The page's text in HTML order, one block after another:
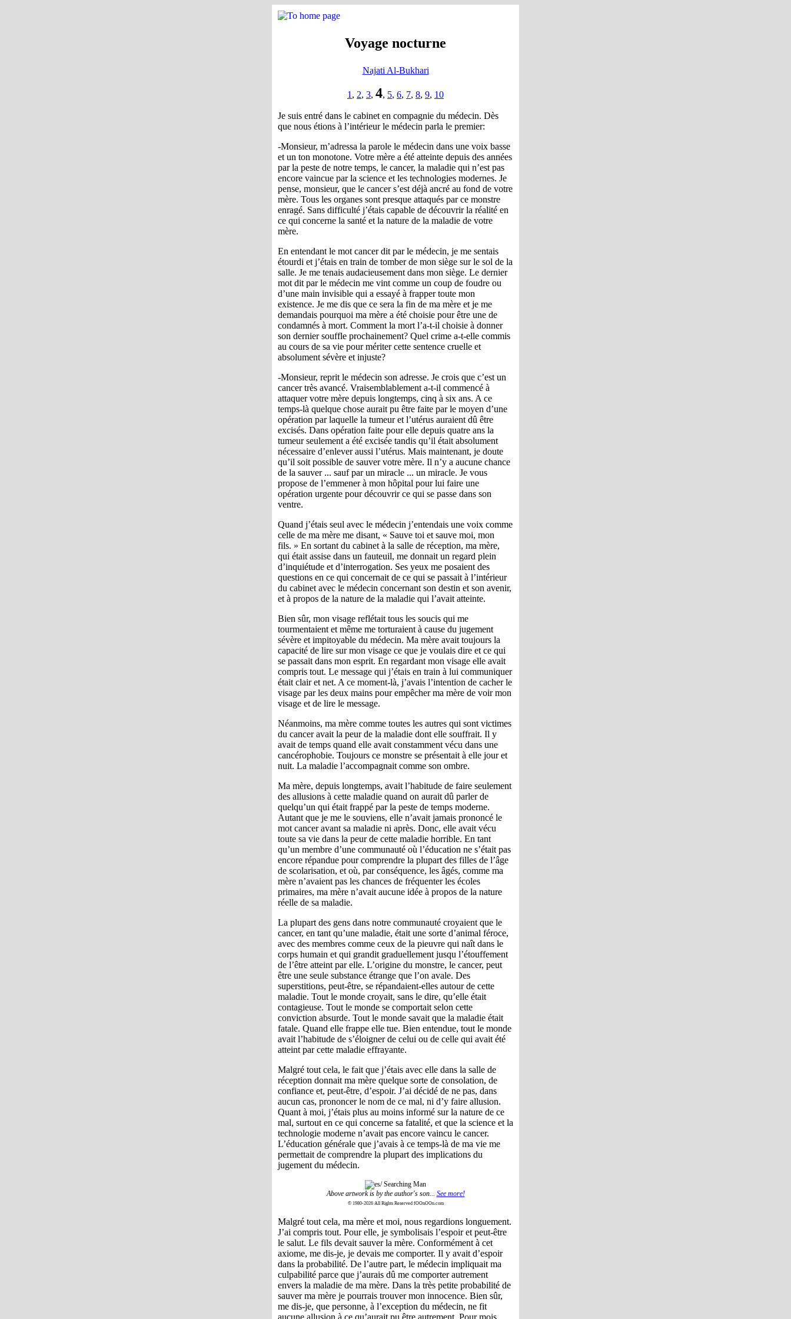
Voyage nocturne
Najati Al-Bukhari
1 , 2, 3, 4, 5, 6, 7, 8, 9, 10
Je suis entré dans le cabinet en compagnie du médecin. Dès
que nous étions à l’intérieur le médecin parla le premier:
-Monsieur, m’adressa la parole le médecin dans une voix basse
et un ton monotone. Votre mère a été atteinte depuis des années
par la peste de notre temps, le cancer, la maladie qui n’est pas
encore vaincue par la science et les technologies modernes. Je
pense, monsieur, que le cancer s’est déjà ancré au fond de votre
mère. Tous les organes sont presque attaqués par ce monstre
enragé. Sans difficulté j’étais capable de découvrir la réalité en
ce qui concerne la santé et la nature de la maladie de votre
mère.
En entendant le mot cancer dit par le médecin, je me sentais
étourdi et j’étais en train de tomber de mon siège sur le sol de la
salle. Je me tenais audacieusement dans mon siège. Le dernier
mot dit par le médecin me vint comme un coup de foudre ou
d’une main invisible qui a essayé à frapper toute mon
existence. Je me dis que ce sera la fin de ma mère et je me
demandais pourquoi ma mère a été choisie pour être une de
condamnés à mort. Comment la mort l’a-t-il choisie à donner
son dernier souffle prochainement? Quel crime a-t-elle commis
au cours de sa vie pour mériter cette sentence cruelle et
absolument sévère et injuste?
-Monsieur, reprit le médecin son adresse. Je crois que c’est un
cancer très avancé. Vraisemblablement a-t-il commencé à
attaquer votre mère depuis longtemps, cinq à six ans. A ce
temps-là quelque chose aurait pu être faite par le moyen d’une
opération par laquelle la tumeur et l’utérus auraient dû être
excisés. Dans opération faite pour elle depuis quatre ans la
tumeur seulement a été excisée tandis qu’il était absolument
nécessaire d’enlever aussi l’utérus. Mais maintenant, je doute
qu’il soit possible de sauver votre mère. Il n’y a aucune chance
de la sauver ... sauf par un miracle ... un miracle. Je vous
propose de l’emmener à mon hôpital pour lui faire une
opération urgente pour découvrir ce qui se passe dans son
ventre.
Quand j’étais seul avec le médecin j’entendais une voix comme
celle de ma mère me disant, « Sauve toi et sauve moi, mon
fils. » En sortant du cabinet à la salle de réception, ma mère,
qui était assise dans un fauteuil, me donnait un regard plein
d’inquiétude et d’interrogation. Ses yeux me posaient des
questions en ce qui concernait de ce qui se passait à l’intérieur
du cabinet avec le médecin concernant son destin et son avenir,
et à propos de la nature de la maladie qui l’avait atteinte.
Bien sûr, mon visage reflétait tous les soucis qui me
tourmentaient et même me torturaient à cause du jugement
sévère et impitoyable du médecin. Ma mère avait toujours la
capacité de lire sur mon visage ce que je voulais dire et ce qui
se passait dans mon esprit. En regardant mon visage elle avait
compris tout. Le message qui j’étais en train à lui communiquer
était clair et net. A ce moment-là, j’avais l’intention de cacher le
visage par les deux mains pour empêcher ma mère de voir mon
visage et de lire le message.
Néanmoins, ma mère comme toutes les autres qui sont victimes
du cancer avait la peur de la maladie dont elle souffrait. Il y
avait de temps quand elle avait constamment vécu dans une
cancérophobie. Toujours ce monstre se présentait à elle jour et
nuit. La maladie l’accompagnait comme son ombre.
Ma mère, depuis longtemps, avait l’habitude de faire seulement
des allusions à cette maladie quand on aurait dû parler de
quelqu’un qui était frappé par la peste de temps moderne.
Autant que je me le souviens, elle n’avait jamais prononcé le
mot cancer avant sa maladie ni après. Donc, elle avait vécu
toute sa vie dans la peur de cette maladie horrible. En tant
qu’un membre d’une communauté où l’éducation ne s’était pas
encore répandue pour comprendre la plupart des filles de l’âge
de scolarisation, et où, par conséquence, les âgés, comme ma
mère n’avaient pas les chances de fréquenter les écoles
primaires, ma mère n’avait aucune idée à propos de la nature
réelle de sa maladie.
La plupart des gens dans notre communauté croyaient que le
cancer, en tant qu’une maladie, était une sorte d’animal féroce,
avec des membres comme ceux de la pieuvre qui naît dans le
corps humain et qui grandit graduellement jusqu l’étouffement
de l’être atteint par elle. L’origine du monstre, le cancer, peut
être une seule substance étrange que l’on avale. Des
superstitions, peut-être, se répandaient-elles autour de cette
maladie. Tout le monde croyait, sans le dire, qu’elle était
contagieuse. Tout le monde se comportait selon cette
conviction absurde. Tout le monde savait que la maladie était
fatale. Quand elle frappe elle tue. Bien entendue, tout le monde
avait l’habitude de s’éloigner de celui ou de celle qui avait été
atteint par cette maladie effrayante.
Malgré tout cela, le fait que j’étais avec elle dans la salle de
réception donnait ma mère quelque sorte de consolation, de
confiance et, peut-être, d’espoir. J’ai décidé de ne pas, dans
aucun cas, prononcer le nom de ce mal, ni d’y faire allusion.
Quant à moi, j’étais plus au moins informé sur la nature de ce
mal, surtout en ce qui concerne sa fatalité, et que la science et la
technologie moderne n’avait pas encore vaincu le cancer.
L’éducation générale que j’avais à ce temps-là de ma vie me
permettait de comprendre la plupart des implications du
jugement du médecin.
Above artwork is by the author's son... See more!
© 1980-2026 All Rights Reserved fOOnOOn.com
Malgré tout cela, ma mère et moi, nous regardions longuement.
J’ai compris tout. Pour elle, je symbolisais l’espoir et peut-être
le salut. Le fils devait sauver la mère. Conformément à cet
axiome, me dis-je, je devais me comporter. Il y avait d’espoir
dans la probabilité. De l’autre part, le médecin impliquait ma
culpabilité parce que j’aurais dû me comporter autrement
envers la maladie de ma mère. Dans la très petite probabilité de
sauver ma mère je pourrais trouver mon innocence. Bien sûr,
me dis-je, que personne, à l’exception du médecin, ne fit
aucune allusion à ce qu’aurait pu être autrement. Pour mois,